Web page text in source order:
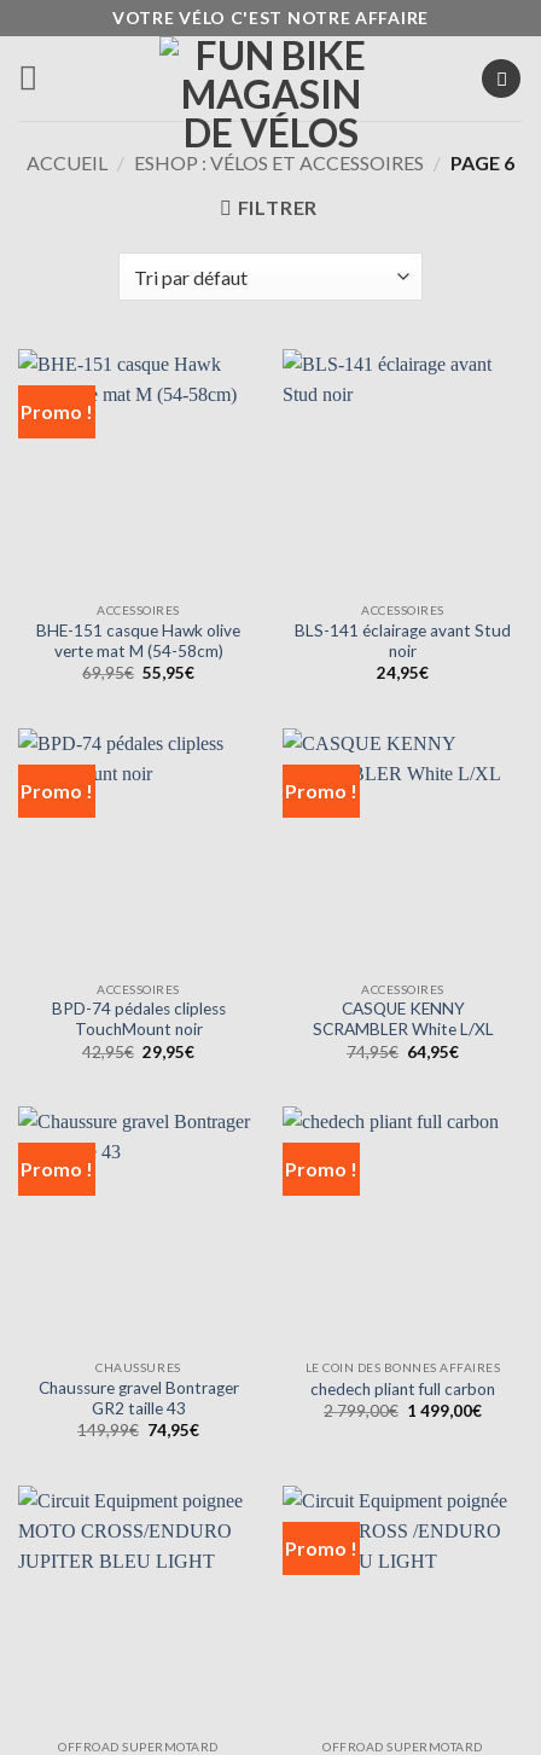
au
contenu
VOTRE VÉLO C'EST NOTRE AFFAIRE
ACCUEIL / ESHOP : VÉLOS ET ACCESSOIRES / PAGE 6
FILTRER
Promo !
ACCESSOIRES
BHE-151 casque Hawk olive
verte mat M (54-58cm)
69,95€ Le
prix
69,95€.
55,95€Le
55,95€.
ACCESSOIRES
BLS-141 éclairage avant Stud
noir
24,95€
Promo !
ACCESSOIRES
BPD-74 pédales clipless
TouchMount noir
42,95€ Le
prix
42,95€.
29,95€Le
29,95€.
Promo !
ACCESSOIRES
CASQUE KENNY
SCRAMBLER White L/XL
74,95€ Le
prix
74,95€.
64,95€Le
64,95€.
Promo !
CHAUSSURES
Chaussure gravel Bontrager
GR2 taille 43
149,99€ Le
prix
149,99€.
74,95€Le
74,95€.
Promo !
LE COIN DES BONNES AFFAIRES
chedech pliant full carbon
2 799,00€ Le
1 499,00€Le
OFFROAD SUPERMOTARD
Promo !
OFFROAD SUPERMOTARD